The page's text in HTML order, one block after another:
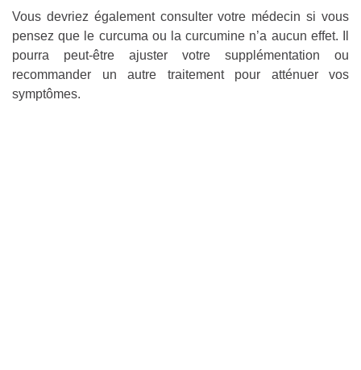
Vous devriez également consulter votre médecin si vous
pensez que le curcuma ou la curcumine n’a aucun effet. Il
pourra peut-être ajuster votre supplémentation ou
recommander un autre traitement pour atténuer vos
symptômes.